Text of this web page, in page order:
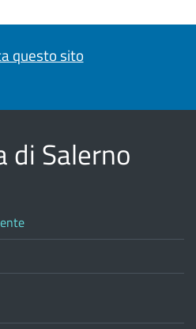
questo sito
di Salerno